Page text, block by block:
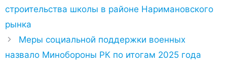
строительства школы в районе Наримановского
рынка
Меры социальной поддержки военных
назвало Минобороны РК по итогам 2025 года